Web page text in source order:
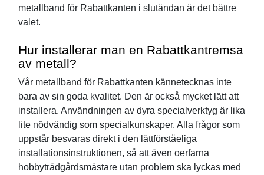
metallband för Rabattkanten i slutändan är det bättre
valet.
Hur installerar man en Rabattkantremsa
av metall?
Vår metallband för Rabattkanten kännetecknas inte
bara av sin goda kvalitet. Den är också mycket lätt att
installera. Användningen av dyra specialverktyg är lika
lite nödvändig som specialkunskaper. Alla frågor som
uppstår besvaras direkt i den lättförståeliga
installationsinstruktionen, så att även oerfarna
hobbyträdgårdsmästare utan problem ska lyckas med